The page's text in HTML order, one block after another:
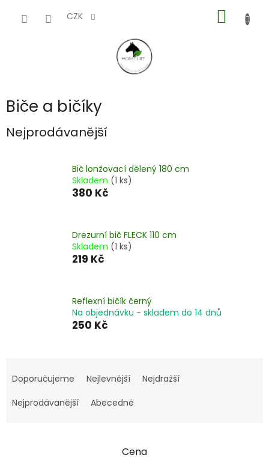
CZK
KOŠÍK
Biče a bičíky
Nejprodávanější
Bič lonžovací dělený 180 cm
Skladem (1 ks)
380 Kč
Drezurní bič FLECK 110 cm
Skladem (1 ks)
219 Kč
Reflexní bičík černý
Na objednávku - skladem do 14 dnů
250 Kč
a
e
Doporučujeme Nejlevnější
Nejdražší
Nejprodávanější
Abecedně
Cena